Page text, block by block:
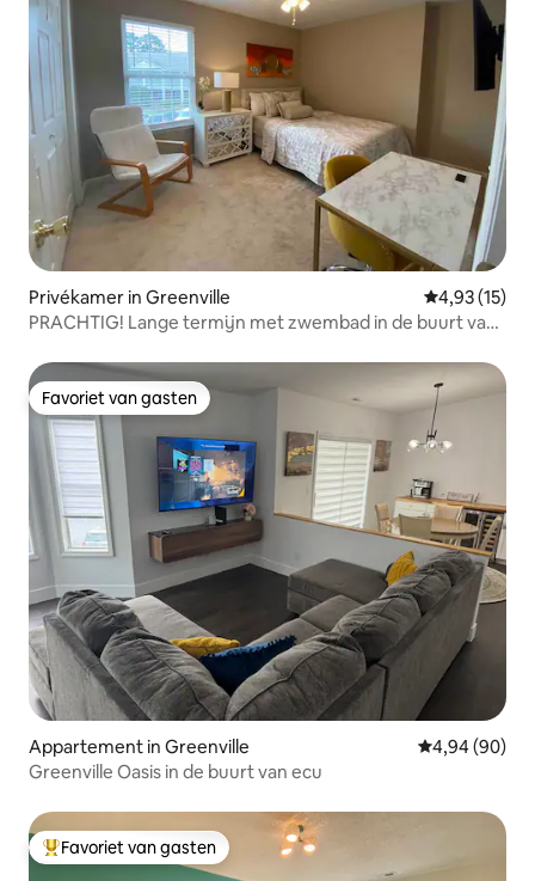
Privékamer in Greenville Gemiddelde
4,93 (15)
PRACHTIG! Lange termijn met zwembad in de buurt van
Favoriet van gasten
Favoriet van gasten
Appartement in Greenville Gemiddelde
4,94 (90)
Greenville Oasis in de buurt van ecu
Topfavoriet van gasten
Favoriet van gasten